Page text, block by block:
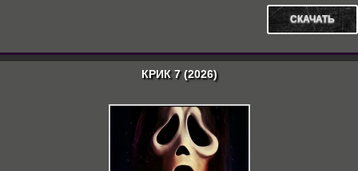
СКАЧАТЬ
КРИК 7 (2026)